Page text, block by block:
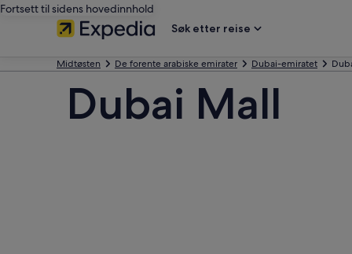
Fortsett til sidens hovedinnhold
Søk etter reise
Midtøsten De forente arabiske emirater Dubai-emiratet
Dubai Mall